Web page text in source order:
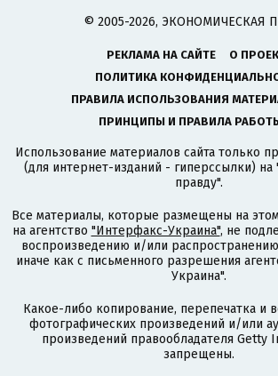
© 2005-2026, ЭКОНОМИЧЕСКАЯ
РЕКЛАМА НА САЙТЕ
О
ПОЛИТИКА
ПРАВИЛА ИСПОЛЬЗОВАНИЯ
ПРИНЦИПЫ И ПРАВИЛА
Использование материалов сайта только
(для интернет-изданий - гиперссылки)
правду".
Все материалы, которые размещены на
на агентство "Интерфакс-Украина", не
воспроизведению и/или
иначе как с письменного разрешения
Украина".
Какое-либо копирование, перепечатка и
фотографических произведений и/или
произведений правообладателя Getty
запрещены.